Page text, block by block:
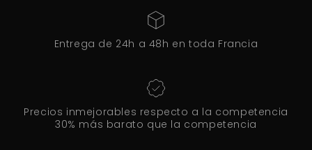
Entrega de 24h a 48h en toda Francia
Precios inmejorables respecto a la competencia
30% más barato que la competencia